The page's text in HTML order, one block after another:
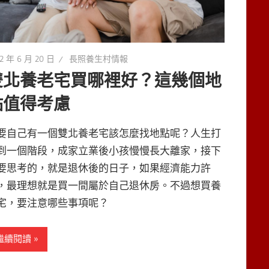
年 6 月 20 日 長照養生村情報
養老宅買哪裡好？這幾個地
得考慮
自己有一個雙北養老宅該怎麼找地點呢？人生打
一個階段，成家立業後小孩慢慢長大離家，接下
思考的，就是退休後的日子，如果經濟能力許
最理想就是買一間屬於自己退休房。不過想買養
，要注意哪些事項呢？
續閱讀